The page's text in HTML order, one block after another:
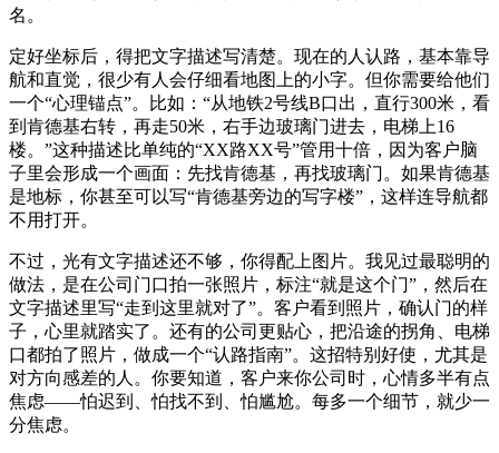
名。
定好坐标后，得把文字描述写清楚。现在的人认路，基本靠导
航和直觉，很少有人会仔细看地图上的小字。但你需要给他们
一个“心理锚点”。比如：“从地铁2号线B口出，直行300米，看
到肯德基右转，再走50米，右手边玻璃门进去，电梯上16
楼。”这种描述比单纯的“XX路XX号”管用十倍，因为客户脑
子里会形成一个画面：先找肯德基，再找玻璃门。如果肯德基
是地标，你甚至可以写“肯德基旁边的写字楼”，这样连导航都
不用打开。
不过，光有文字描述还不够，你得配上图片。我见过最聪明的
做法，是在公司门口拍一张照片，标注“就是这个门”，然后在
文字描述里写“走到这里就对了”。客户看到照片，确认门的样
子，心里就踏实了。还有的公司更贴心，把沿途的拐角、电梯
口都拍了照片，做成一个“认路指南”。这招特别好使，尤其是
对方向感差的人。你要知道，客户来你公司时，心情多半有点
焦虑——怕迟到、怕找不到、怕尴尬。每多一个细节，就少一
分焦虑。